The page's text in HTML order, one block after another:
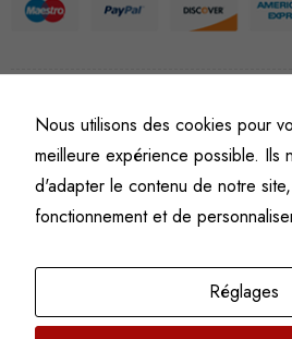
©Fine art numismatics– Tous
Politique de confidentialité
Conditions
Mentions
Nous utilisons des cookies pour
meilleure expérience possible. Ils
d'adapter le contenu de notre
fonctionnement et de
Réglages